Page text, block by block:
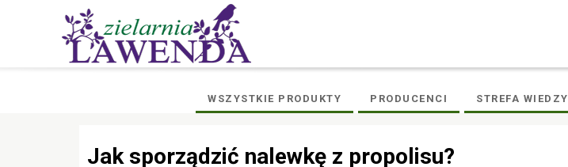
WSZYSTKIE PRODUKTY PRODUCENCI STREFA WIEDZY
Jak sporządzić nalewkę z propolisu?